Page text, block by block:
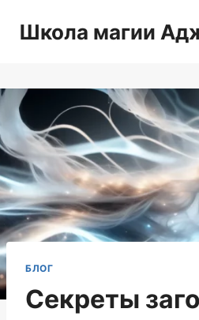
Школа магии
БЛОГ
Секреты